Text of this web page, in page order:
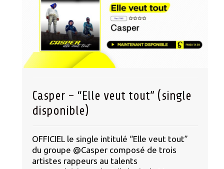
Casper – “Elle veut tout” (single
disponible)
OFFICIEL le single intitulé “Elle veut tout”
du groupe @Casper composé de trois
artistes rappeurs au talents